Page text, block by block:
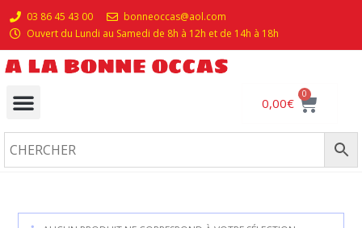
03 86 45 43 00
bonneoccas@aol.com
Ouvert du Lundi au Samedi de 8h à 12h et de 14h à 18h
0,00€
0